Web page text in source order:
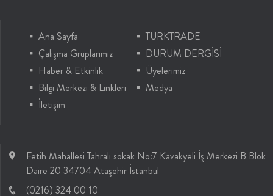
Ana Sayfa
TURKTRADE
Çalışma Gruplarımız
DURUM DERGİSİ
Haber & Etkinlik
Üyelerimiz
Bilgi Merkezi & Linkleri
Medya
İletişim
Fetih Mahallesi Tahralı sokak No:7 Kavakyeli İş Merkezi B Blok
Daire 20 34704 Ataşehir İstanbul
(0216) 324 00 10